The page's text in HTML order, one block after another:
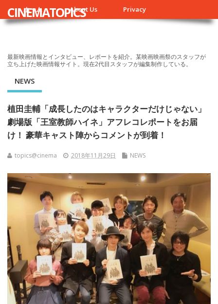
ホーム About Us Privacy
CINEMATOPICS
最新映画情報とインタビュー、レポートを紹介。某映画映画祭のスタッフが
立ち上げた映画情報サイト。現在2代目スタッフが編集制作している。
NEWS
植田圭輔「成長したのはキャラクターだけじゃない」
劇場版「王室教師ハイネ」アフレコレポートをお届
け！ 豪華キャスト陣からコメントが到着！
topics@cinema 2018年11月29日 NEWS